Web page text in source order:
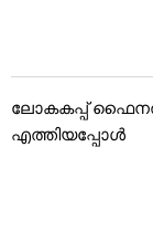
ലോകകപ്പ്
എത്തിയപ്പോൾ